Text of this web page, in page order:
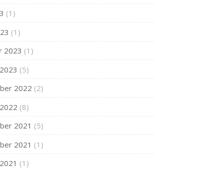
(1)
(1)
2023 (1)
(5)
2022 (2)
(8)
2021 (5)
2021 (1)
(1)